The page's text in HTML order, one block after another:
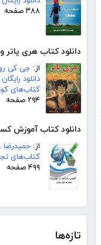
۳۸۸ صفحه
دانلود کتاب هری پاتر
از: جی کی
دانلود
کتاب‌های
۲۹۴ صفحه
دانلود کتاب آموزش
از: حمیدرضا
کتاب‌های
۴۹۹ صفحه
تازه‌ها